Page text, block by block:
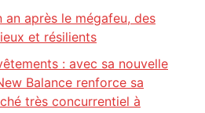
an après le mégafeu, des
et résilients
: avec sa nouvelle
Balance renforce sa
très concurrentiel à